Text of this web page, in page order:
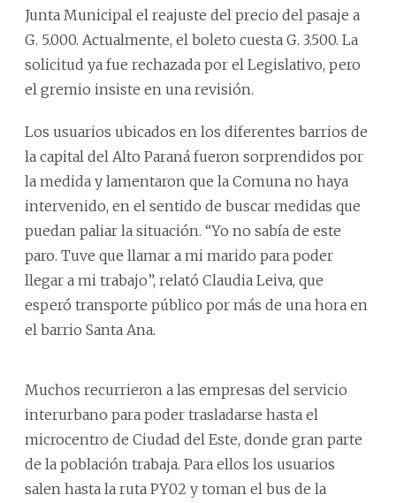
Junta Municipal el reajuste del precio del pasaje a
G. 5.000. Actualmente, el boleto cuesta G. 3.500. La
solicitud ya fue rechazada por el Legislativo, pero
el gremio insiste en una revisión.
Los usuarios ubicados en los diferentes barrios de
la capital del Alto Paraná fueron sorprendidos por
la medida y lamentaron que la Comuna no haya
intervenido, en el sentido de buscar medidas que
puedan paliar la situación. “Yo no sabía de este
paro. Tuve que llamar a mi marido para poder
llegar a mi trabajo”, relató Claudia Leiva, que
esperó transporte público por más de una hora en
el barrio Santa Ana.
Muchos recurrieron a las empresas del servicio
interurbano para poder trasladarse hasta el
microcentro de Ciudad del Este, donde gran parte
de la población trabaja. Para ellos los usuarios
salen hasta la ruta PY02 y toman el bus de la